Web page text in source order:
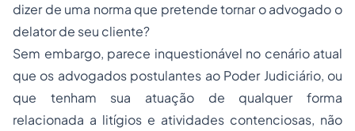
dizer de uma norma que pretende tornar o advogado o
delator de seu cliente?
Sem embargo, parece inquestionável no cenário atual
que os advogados postulantes ao Poder Judiciário, ou
que tenham sua atuação de qualquer forma
relacionada a litígios e atividades contenciosas, não